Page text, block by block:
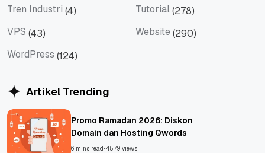
Tren Industri (4) Tutorial(278)
VPS (43) Website (290)
WordPress (124)
Artikel Trending
Promo Ramadan 2026: Diskon
Domain dan Hosting Qwords
6 mins read•4579 views